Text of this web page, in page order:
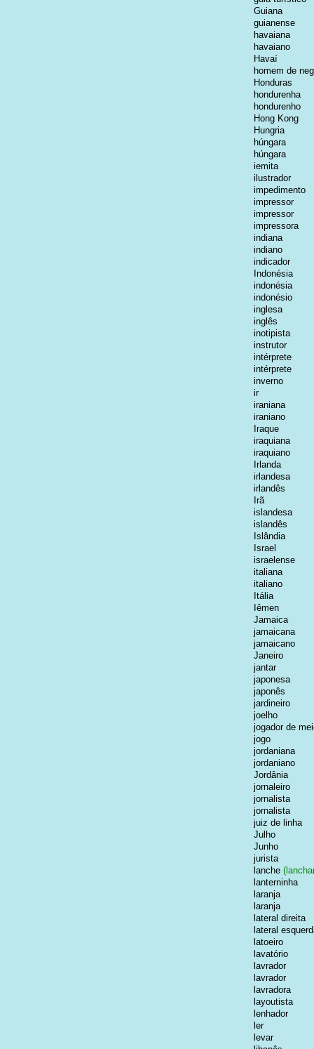
Guiana
guianense
havaiana
havaiano
Havaí
homem de
Honduras
hondurenha
hondurenho
Hong Kong
Hungria
húngara
húngara
iemita
ilustrador
impedimento
impressor
impressor
impressora
indiana
indiano
indicador
Indonésia
indonésia
indonésio
inglesa
inglês
inotipista
instrutor
intérprete
intérprete
inverno
ir
iraniana
iraniano
Iraque
iraquiana
iraquiano
Irlanda
irlandesa
irlandês
Irã
islandesa
islandês
Islândia
Israel
israelense
italiana
italiano
Itália
Iêmen
Jamaica
jamaicana
jamaicano
Janeiro
jantar
japonesa
japonês
jardineiro
joelho
jogador de
jogo
jordaniana
jordaniano
Jordânia
jornaleiro
jornalista
jornalista
juiz de linha
Julho
Junho
jurista
lanche
lanterninha
laranja
laranja
lateral direita
lateral
latoeiro
lavatório
lavrador
lavrador
lavradora
layoutista
lenhador
ler
levar